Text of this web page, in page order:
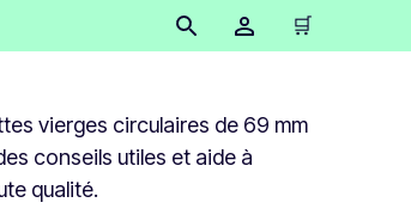
🛒
vierges circulaires de 69 mm
conseils utiles et aide à
qualité.